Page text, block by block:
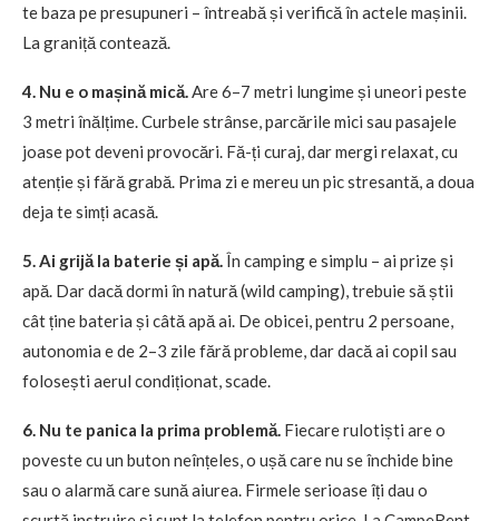
te baza pe presupuneri – întreabă și verifică în actele mașinii.
La graniță contează.
4. Nu e o mașină mică.Are 6–7 metri lungime și uneori peste
3 metri înălțime. Curbele strânse, parcările mici sau pasajele
joase pot deveni provocări. Fă-ți curaj, dar mergi relaxat, cu
atenție și fără grabă. Prima zi e mereu un pic stresantă, a doua
deja te simți acasă.
5. Ai grijă la baterie și apă.În camping e simplu – ai prize și
apă. Dar dacă dormi în natură (wild camping), trebuie să știi
cât ține bateria și câtă apă ai. De obicei, pentru 2 persoane,
autonomia e de 2–3 zile fără probleme, dar dacă ai copil sau
folosești aerul condiționat, scade.
6. Nu te panica la prima problemă. Fiecare rulotiști are o
poveste cu un buton neînțeles, o ușă care nu se închide bine
sau o alarmă care sună aiurea. Firmele serioase îți dau o